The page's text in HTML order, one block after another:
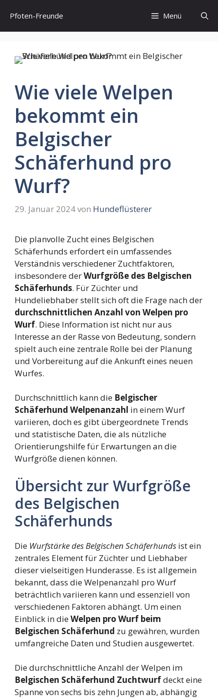
Inhalt
springen
Pfoten-Freunde Menü
Wie viele Welpen
bekommt ein
Belgischer
Schäferhund pro
Wurf?
29. Januar 2024von Hundeflüsterer
Die planvolle Zucht eines Belgischen
Schäferhunds erfordert ein umfassendes
Verständnis verschiedener Zuchtfaktoren,
insbesondere derWurfgröße des Belgischen
Schäferhunds. Für Züchter und
Hundeliebhaber stellt sich oft die Frage nach der
durchschnittlichen Anzahl von Welpen pro
Wurf. Diese Information ist nicht nur aus
Interesse an der Rasse von Bedeutung, sondern
spielt auch eine zentrale Rolle bei der Planung
und Vorbereitung auf die Ankunft eines neuen
Wurfes.
Durchschnittlich kann die Belgischer
Schäferhund Welpenanzahl in einem Wurf
variieren, doch es gibt übergeordnete Trends
und statistische Daten, die als nützliche
Orientierungshilfe für Erwartungen an die
Wurfgröße dienen können.
Übersicht zur Wurfgröße
des Belgischen
Schäferhunds
Die Wurfstärke des Belgischen Schäferhunds ist ein
zentrales Element für Züchter und Liebhaber
dieser vielseitigen Hunderasse. Es ist allgemein
bekannt, dass die Welpenanzahl pro Wurf
beträchtlich variieren kann und essenziell von
verschiedenen Faktoren abhängt. Um einen
Einblick in dieWelpen pro Wurf beim
Belgischen Schäferhund zu gewähren, wurden
umfangreiche Daten und Studien ausgewertet.
Die durchschnittliche Anzahl der Welpen im
Belgischen Schäferhund Zuchtwurfdeckt eine
Spanne von sechs bis zehn Jungen ab, abhängig